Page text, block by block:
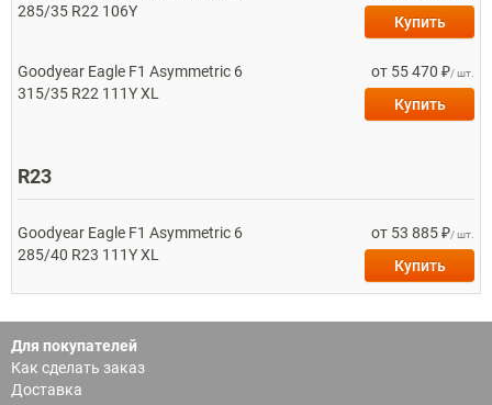
285/35 R22 106Y
Купить
Goodyear Eagle F1 Asymmetric 6
315/35 R22 111Y XL
от 55 470 ₽/ шт.
Купить
R23
Goodyear Eagle F1 Asymmetric 6
285/40 R23 111Y XL
от 53 885 ₽/ шт.
Купить
Для покупателей
Как сделать заказ
Доставка